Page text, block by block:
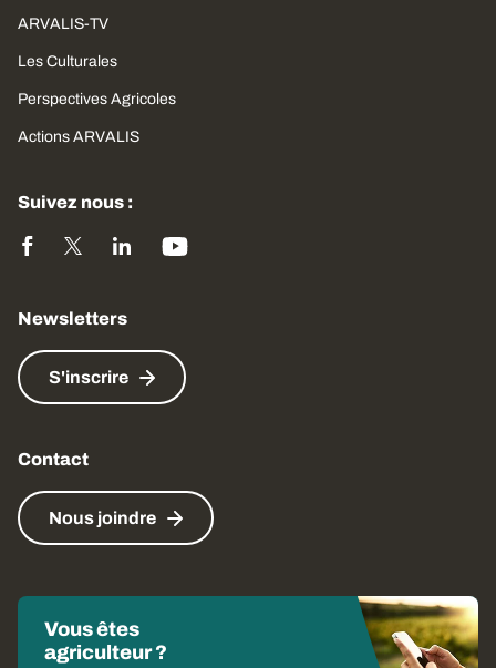
ARVALIS-TV
Les Culturales
Perspectives Agricoles
Actions ARVALIS
Suivez nous :
Newsletters
S'inscrire
Contact
Nous joindre
Vous êtes
agriculteur ?